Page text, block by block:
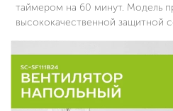
таймером на 60 минут. Модель
высококачественной защитной